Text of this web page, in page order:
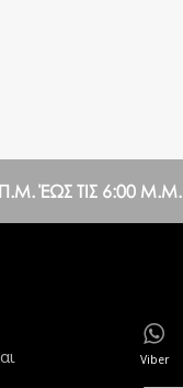
ΈΩΣ ΤΙΣ 6:00 Μ.Μ.
Viber